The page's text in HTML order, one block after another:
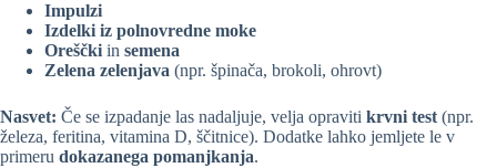
Impulzi
Izdelki iz polnovredne moke
Oreščki in semena
Zelena zelenjava (npr. špinača, brokoli, ohrovt)
Nasvet: Če se izpadanje las nadaljuje, velja opraviti krvni test (npr.
železa, feritina, vitamina D, ščitnice). Dodatke lahko jemljete le v
primeru dokazanega pomanjkanja.